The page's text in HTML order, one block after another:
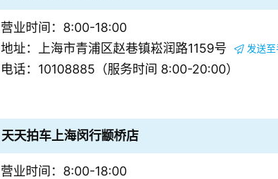
营业时间：8:00-18:00
地址：上海市青浦区赵巷镇崧润路1159号
发送
电话：10108885（服务时间 8:00-20:00）
天天拍车上海闵行颛桥店
营业时间：8:00-18:00